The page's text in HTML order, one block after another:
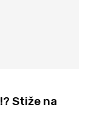
Stiže na